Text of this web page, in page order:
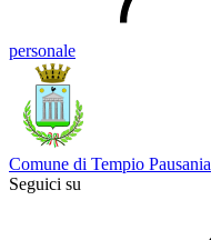
personale
Comune di Tempio Pausania
Seguici su